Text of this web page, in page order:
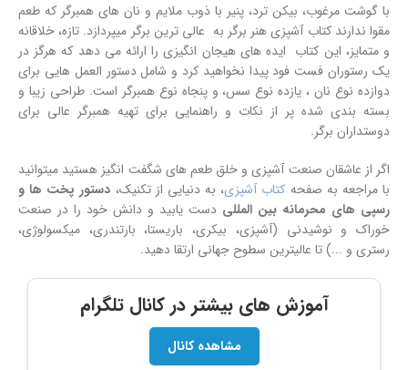
با گوشت مرغوب، بیکن ترد، پنیر با ذوب ملایم و نان های همبرگر که طعم
مقوا ندارند کتاب آشپزی هنر برگر به عالی ترین برگر میپردازد. تازه، خلاقانه
و متمایز، این کتاب ایده های هیجان انگیزی را ارائه می دهد که هرگز در
یک رستوران فست فود پیدا نخواهید کرد و شامل دستور العمل هایی برای
دوازده نوع نان ، یازده نوع سس، و پنجاه نوع همبرگر است. طراحی زیبا و
بسته بندی شده پر از نکات و راهنمایی برای تهیه همبرگر عالی برای
دوستداران برگر.
اگر از عاشقان صنعت آشپزی و خلق طعم های شگفت انگیز هستید میتوانید
با مراجعه به صفحه کتاب آشپزی، به دنیایی از تکنیک، دستور پخت ها و
رسپی های محرمانه بین المللی دست یابید و دانش خود را در صنعت
خوراک و نوشیدنی (آشپزی، بیکری، باریستا، بارتندری، میکسولوژی،
رستری و ...) تا عالیترین سطوح جهانی ارتقا دهید.
آموزش های بیشتر در کانال تلگرام
مشاهده کانال